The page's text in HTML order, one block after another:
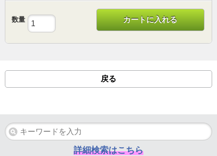
数量 カートに入れる
戻る
詳細検索はこちら